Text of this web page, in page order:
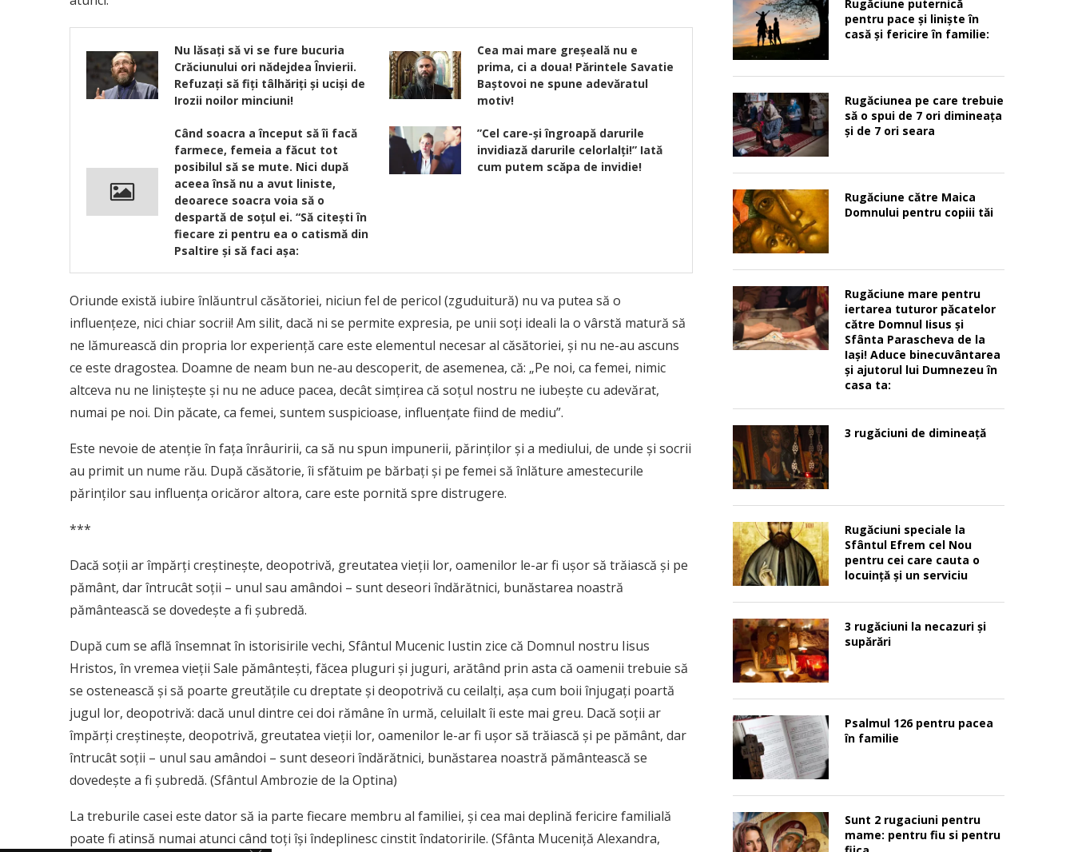
Nu lăsați să vi se fure bucuria
Crăciunului ori nădejdea Învierii.
Refuzați să fiți tâlhăriți și uciși de
Irozii noilor minciuni!
Cea mai mare greșeală nu e
prima, ci a doua! Părintele Savatie
Baștovoi ne spune adevăratul
motiv!
Când soacra a început să îi facă
farmece, femeia a făcut tot
posibilul să se mute. Nici după
aceea însă nu a avut liniste,
deoarece soacra voia să o
despartă de soțul ei. “Să citești în
fiecare zi pentru ea o catismă din
Psaltire și să faci așa:
”Cel care-şi îngroapă darurile
invidiază darurile celorlalţi!” Iată
cum putem scăpa de invidie!
Oriunde există iubire înlăuntrul căsătoriei, niciun fel de pericol (zguduitură) nu va putea să o
influenţeze, nici chiar socrii! Am silit, dacă ni se permite expresia, pe unii soţi ideali la o vârstă matură să
ne lămurească din propria lor experienţă care este elementul necesar al căsătoriei, şi nu ne-au ascuns
ce este dragostea. Doamne de neam bun ne-au descoperit, de asemenea, că: „Pe noi, ca femei, nimic
altceva nu ne linişteşte şi nu ne aduce pacea, decât simţirea că soţul nostru ne iubeşte cu adevărat,
numai pe noi. Din păcate, ca femei, suntem suspicioase, influenţate fiind de mediu”.
Este nevoie de atenţie în faţa înrâuririi, ca să nu spun impunerii, părinţilor şi a mediului, de unde şi socrii
au primit un nume rău. După căsătorie, îi sfătuim pe bărbaţi şi pe femei să înlăture amestecurile
părinţilor sau influenţa oricăror altora, care este pornită spre distrugere.
***
Dacă soţii ar împărţi creştineşte, deopotrivă, greutatea vieţii lor, oamenilor le-ar fi uşor să trăiască şi pe
pământ, dar întrucât soţii – unul sau amândoi – sunt deseori îndărătnici, bunăstarea noastră
pământească se dovedeşte a fi şubredă.
După cum se află însemnat în istorisirile vechi, Sfântul Mucenic Iustin zice că Domnul nostru Iisus
Hristos, în vremea vieţii Sale pământeşti, făcea pluguri şi juguri, arătând prin asta că oamenii trebuie să
se ostenească şi să poarte greutăţile cu dreptate şi deopotrivă cu ceilalţi, aşa cum boii înjugaţi poartă
jugul lor, deopotrivă: dacă unul dintre cei doi rămâne în urmă, celuilalt îi este mai greu. Dacă soţii ar
împărţi creştineşte, deopotrivă, greutatea vieţii lor, oamenilor le-ar fi uşor să trăiască şi pe pământ, dar
întrucât soţii – unul sau amândoi – sunt deseori îndărătnici, bunăstarea noastră pământească se
dovedeşte a fi şubredă. (Sfântul Ambrozie de la Optina)
La treburile casei este dator să ia parte fiecare membru al familiei, şi cea mai deplină fericire familială
poate fi atinsă numai atunci când toţi îşi îndeplinesc cinstit îndatoririle. (Sfânta Muceniţă Alexandra,
Rugăciune puternică
pentru pace şi linişte în
casă şi fericire în familie:
Rugăciunea pe care trebuie
să o spui de 7 ori dimineața
și de 7 ori seara
Rugăciune către Maica
Domnului pentru copiii tăi
Rugăciune mare pentru
iertarea tuturor păcatelor
către Domnul Iisus şi
Sfânta Parascheva de la
Iaşi! Aduce binecuvântarea
şi ajutorul lui Dumnezeu în
casa ta:
3 rugăciuni de dimineață
Rugăciuni speciale la
Sfântul Efrem cel Nou
pentru cei care cauta o
locuinţă şi un serviciu
3 rugăciuni la necazuri și
supărări
Psalmul 126 pentru pacea
în familie
Sunt 2 rugaciuni pentru
mame: pentru fiu si pentru